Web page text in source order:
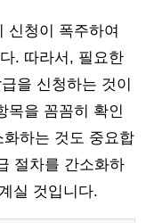
신청이 폭주하여
. 따라서, 필요한
을 신청하는 것이
목을 꼼꼼히 확인
하는 것도 중요합
절차를 간소화하
실 것입니다.